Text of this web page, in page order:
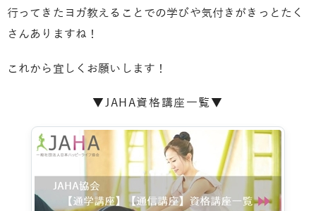
行ってきたヨガ教えることでの学びや気付きがきっとたく
さんありますね！
これから宜しくお願いします！
▼JAHA資格講座一覧▼